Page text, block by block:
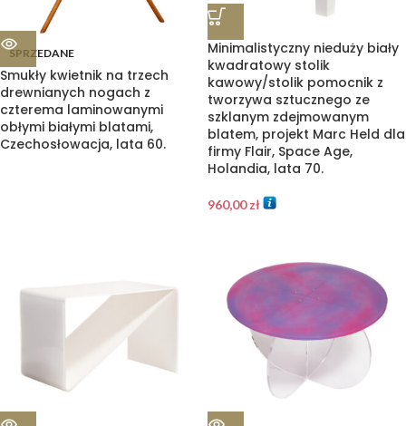
SPRZEDANE
Smukły kwietnik na trzech
drewnianych nogach z
czterema laminowanymi
obłymi białymi blatami,
Czechosłowacja, lata 60.
Minimalistyczny nieduży biały
kwadratowy stolik
kawowy/stolik pomocnik z
tworzywa sztucznego ze
szklanym zdejmowanym
blatem, projekt Marc Held dla
firmy Flair, Space Age,
Holandia, lata 70.
960,00zł